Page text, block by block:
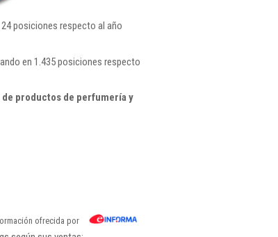
posiciones respecto al año
en 1.435 posiciones respecto
productos de perfumería y
ofrecida por